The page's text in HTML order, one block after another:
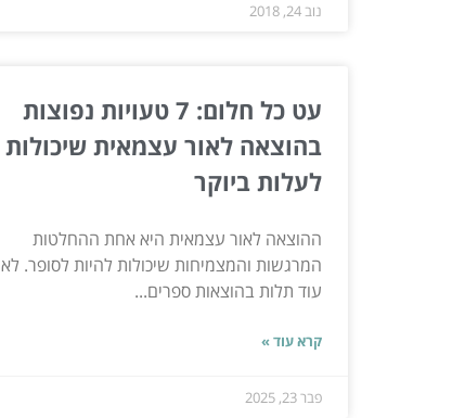
נוב 24, 2018
עט כל חלום: 7 טעויות נפוצות
בהוצאה לאור עצמאית שיכולות
לעלות ביוקר
ההוצאה לאור עצמאית היא אחת ההחלטות
המרגשות והמצמיחות שיכולות להיות לסופר. לא
עוד תלות בהוצאות ספרים...
קרא עוד »
פבר 23, 2025